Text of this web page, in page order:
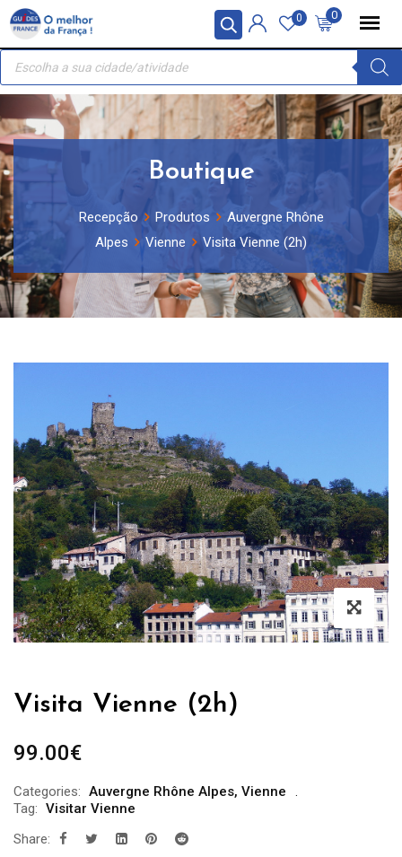
Painel de Gerenciamento de Cookies
Skip
content
0
0
Recherche
produits
Boutique
Recepção Produtos
Auvergne Rhône
Alpes
Vienne Visita Vienne (2h)
Visita Vienne (2h)
99.00€
Categories: Auvergne Rhône Alpes, Vienne
Tag: Visitar Vienne
Share: